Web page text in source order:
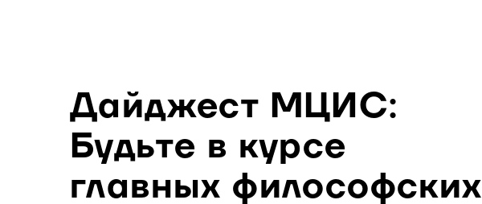
Дайджест МЦИС:
Будьте в курсе
главных философских